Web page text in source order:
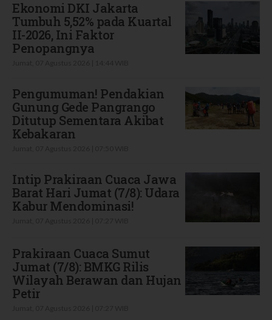
Ekonomi DKI Jakarta
Tumbuh 5,52% pada Kuartal
II-2026, Ini Faktor
Penopangnya
Pengumuman! Pendakian
Gunung Gede Pangrango
Ditutup Sementara Akibat
Kebakaran
Intip Prakiraan Cuaca Jawa
Barat Hari Jumat (7/8): Udara
Kabur Mendominasi!
Prakiraan Cuaca Sumut
Jumat (7/8): BMKG Rilis
Wilayah Berawan dan Hujan
Petir